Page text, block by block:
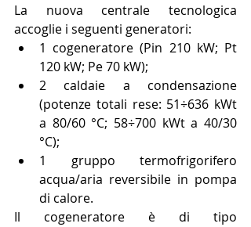
La nuova centrale tecnologica
accoglie i seguenti generatori:
1 cogeneratore (Pin 210 kW; Pt
120 kW; Pe 70 kW);
2 caldaie a condensazione
(potenze totali rese: 51÷636 kWt
a 80/60 °C; 58÷700 kWt a 40/30
°C);
1 gruppo termofrigorifero
acqua/aria reversibile in pompa
di calore.
Il cogeneratore è di tipo